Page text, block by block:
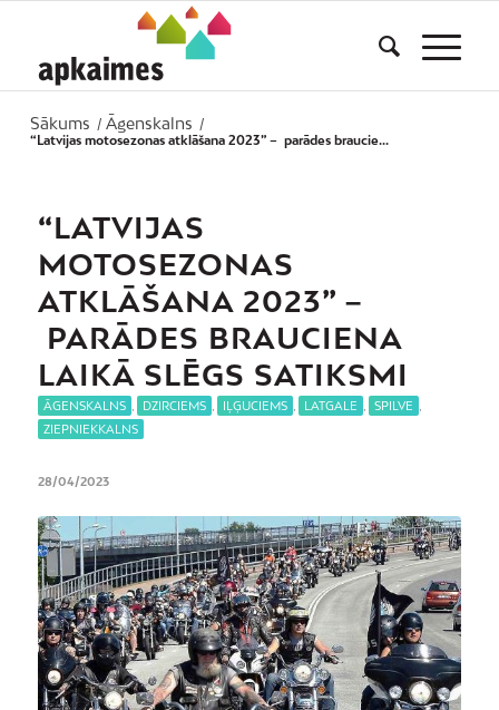
Sākums / Āgenskalns
/
“Latvijas motosezonas atklāšana 2023” – parādes braucie...
“LATVIJAS
MOTOSEZONAS
ATKLĀŠANA 2023” –
PARĀDES BRAUCIENA
LAIKĀ SLĒGS SATIKSMI
ĀGENSKALNS DZIRCIEMS IĻĢUCIEMS LATGALE SPILVE
ZIEPNIEKKALNS
28/04/2023